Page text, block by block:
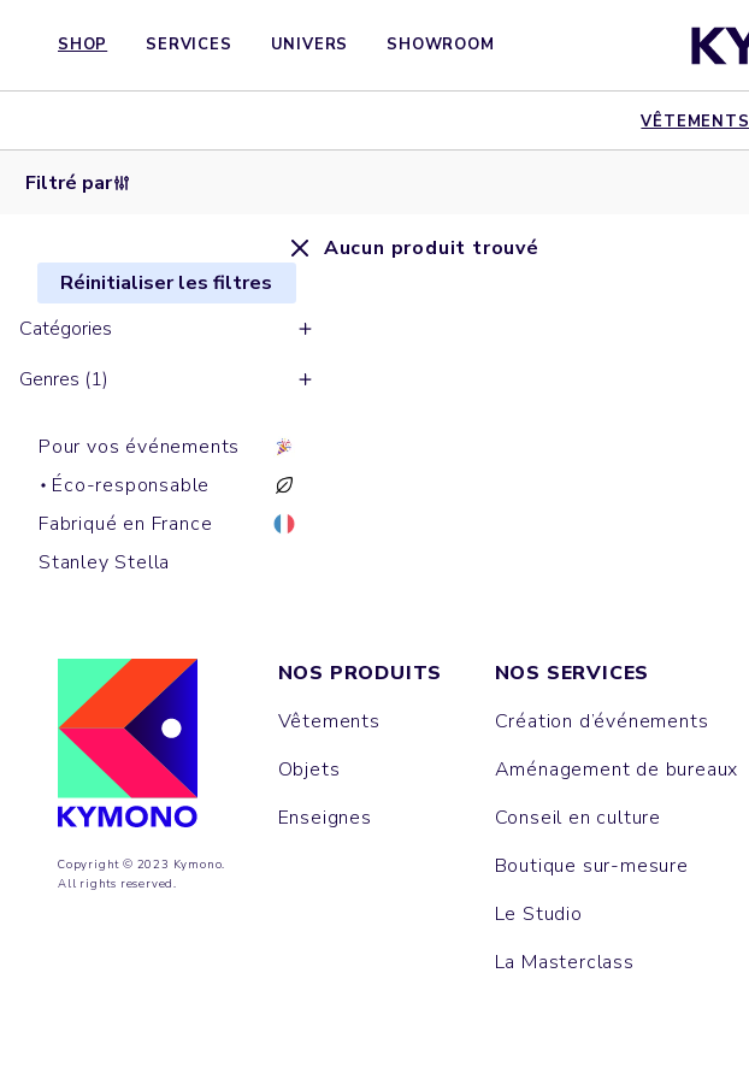
SHOP SERVICES UNIVERS SHOWROOM
VÊTEMENTS
Filtré par
Réinitialiser les filtres
Catégories
Genres (1)
Pour vos événements
Éco-responsable
Fabriqué en France
Stanley Stella
Aucun produit trouvé
Copyright © 2023 Kymono.
All rights reserved.
NOS PRODUITS
Vêtements
Objets
Enseignes
NOS SERVICES
Création d’événements
Aménagement de bureaux
Conseil en culture
Boutique sur-mesure
Le Studio
La Masterclass